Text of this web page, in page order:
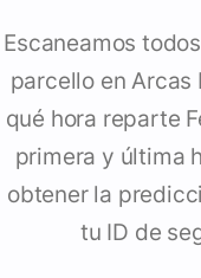
Escaneamos
parcello en
qué hora reparte
primera y última
obtener la
tu ID de